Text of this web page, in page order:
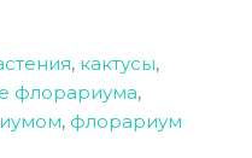
, кактусы,
флорариума,
, флорариум